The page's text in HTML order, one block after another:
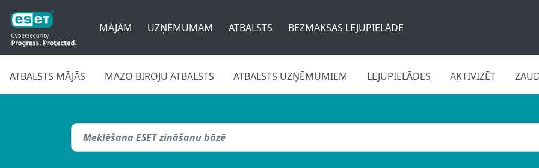
MĀJĀM UZŅĒMUMAM ATBALSTS BEZMAKSAS LEJUPIELĀDE
ATBALSTS MĀJĀS MAZO BIROJU ATBALSTS ATBALSTS UZŅĒMUMIEM LEJUPIELĀDES AKTIVIZĒT